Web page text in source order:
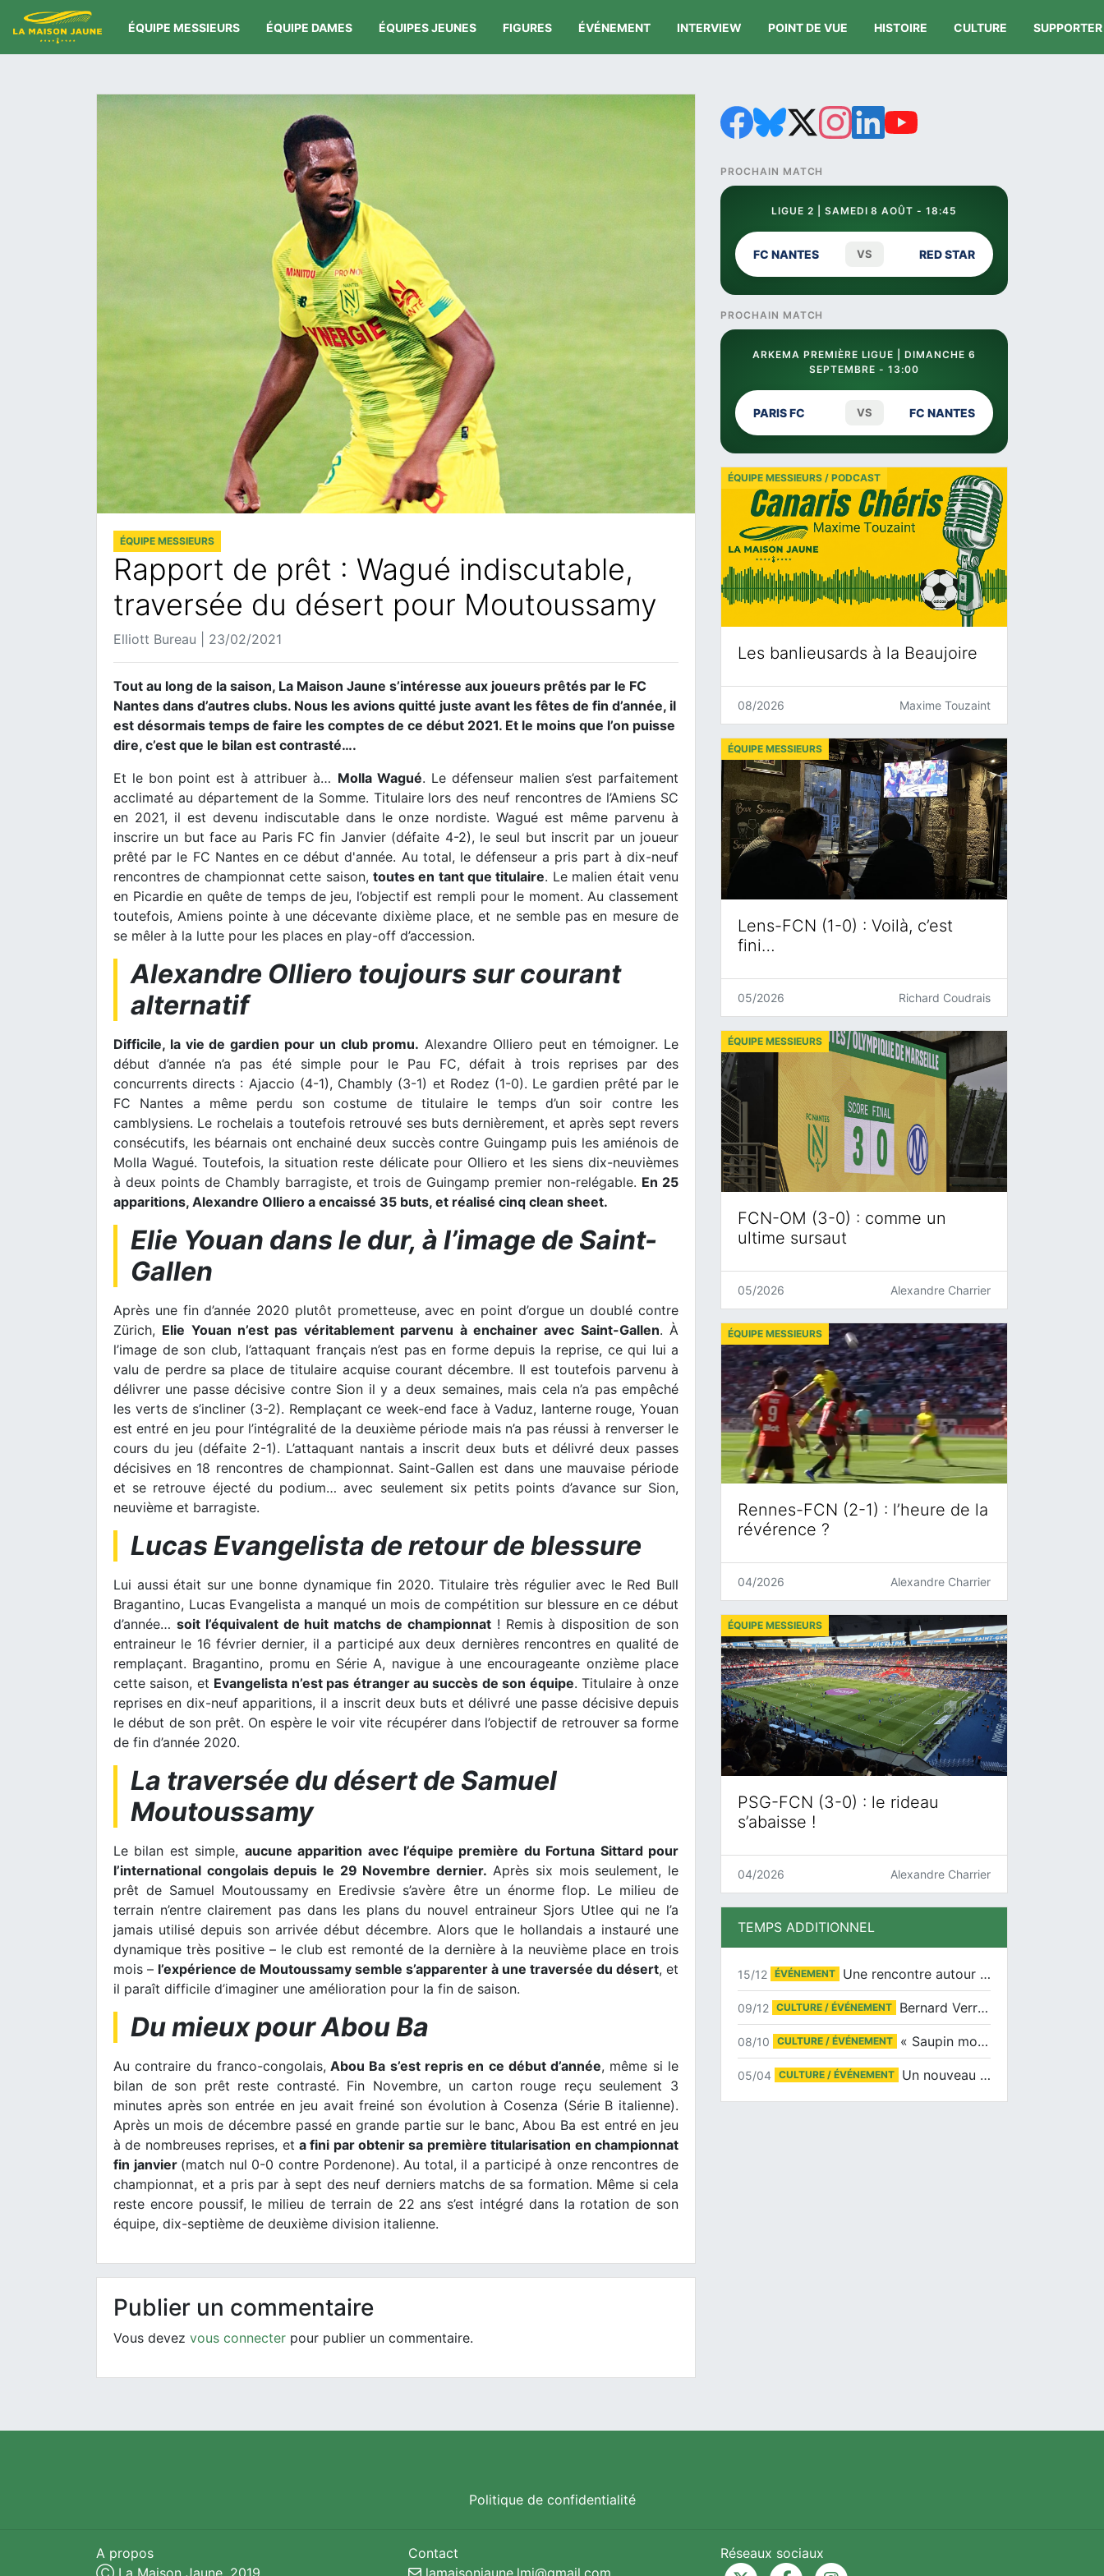
ÉQUIPE MESSIEURS ÉQUIPE DAMES ÉQUIPES JEUNES FIGURES ÉVÉNEMENT INTERVIEW POINT DE VUE HISTOIRE CULTURE SUPPORTER
ÉQUIPE MESSIEURS
Rapport de prêt : Wagué indiscutable,
traversée du désert pour Moutoussamy
Elliott Bureau | 23/02/2021
Tout au long de la saison, La Maison Jaune s’intéresse aux joueurs prêtés par le FC
Nantes dans d’autres clubs. Nous les avions quitté juste avant les fêtes de fin d’année, il
est désormais temps de faire les comptes de ce début 2021. Et le moins que l’on puisse
dire, c’est que le bilan est contrasté….
Et le bon point est à attribuer à… Molla Wagué. Le défenseur malien s’est parfaitement
acclimaté au département de la Somme. Titulaire lors des neuf rencontres de l’Amiens SC
en 2021, il est devenu indiscutable dans le onze nordiste. Wagué est même parvenu à
inscrire un but face au Paris FC fin Janvier (défaite 4-2), le seul but inscrit par un joueur
prêté par le FC Nantes en ce début d'année. Au total, le défenseur a pris part à dix-neuf
rencontres de championnat cette saison, toutes en tant que titulaire. Le malien était venu
en Picardie en quête de temps de jeu, l’objectif est rempli pour le moment. Au classement
toutefois, Amiens pointe à une décevante dixième place, et ne semble pas en mesure de
se mêler à la lutte pour les places en play-off d’accession.
Alexandre Olliero toujours sur courant
alternatif
Difficile, la vie de gardien pour un club promu. Alexandre Olliero peut en témoigner. Le
début d’année n’a pas été simple pour le Pau FC, défait à trois reprises par des
concurrents directs : Ajaccio (4-1), Chambly (3-1) et Rodez (1-0). Le gardien prêté par le
FC Nantes a même perdu son costume de titulaire le temps d’un soir contre les
camblysiens. Le rochelais a toutefois retrouvé ses buts dernièrement, et après sept revers
consécutifs, les béarnais ont enchainé deux succès contre Guingamp puis les amiénois de
Molla Wagué. Toutefois, la situation reste délicate pour Olliero et les siens dix-neuvièmes
à deux points de Chambly barragiste, et trois de Guingamp premier non-relégable. En 25
apparitions, Alexandre Olliero a encaissé 35 buts, et réalisé cinq clean sheet.
Elie Youan dans le dur, à l’image de Saint-
Gallen
Après une fin d’année 2020 plutôt prometteuse, avec en point d’orgue un doublé contre
Zürich, Elie Youan n’est pas véritablement parvenu à enchainer avec Saint-Gallen. À
l’image de son club, l’attaquant français n’est pas en forme depuis la reprise, ce qui lui a
valu de perdre sa place de titulaire acquise courant décembre. Il est toutefois parvenu à
délivrer une passe décisive contre Sion il y a deux semaines, mais cela n’a pas empêché
les verts de s’incliner (3-2). Remplaçant ce week-end face à Vaduz, lanterne rouge, Youan
est entré en jeu pour l’intégralité de la deuxième période mais n’a pas réussi à renverser le
cours du jeu (défaite 2-1). L’attaquant nantais a inscrit deux buts et délivré deux passes
décisives en 18 rencontres de championnat. Saint-Gallen est dans une mauvaise période
et se retrouve éjecté du podium… avec seulement six petits points d’avance sur Sion,
neuvième et barragiste.
Lucas Evangelista de retour de blessure
Lui aussi était sur une bonne dynamique fin 2020. Titulaire très régulier avec le Red Bull
Bragantino, Lucas Evangelista a manqué un mois de compétition sur blessure en ce début
d’année… soit l’équivalent de huit matchs de championnat! Remis à disposition de son
entraineur le 16 février dernier, il a participé aux deux dernières rencontres en qualité de
remplaçant. Bragantino, promu en Série A, navigue à une encourageante onzième place
cette saison, et Evangelista n’est pas étranger au succès de son équipe. Titulaire à onze
reprises en dix-neuf apparitions, il a inscrit deux buts et délivré une passe décisive depuis
le début de son prêt. On espère le voir vite récupérer dans l’objectif de retrouver sa forme
de fin d’année 2020.
La traversée du désert de Samuel
Moutoussamy
Le bilan est simple, aucune apparition avec l’équipe première du Fortuna Sittard pour
l’international congolais depuis le 29 Novembre dernier. Après six mois seulement, le
prêt de Samuel Moutoussamy en Eredivsie s’avère être un énorme flop. Le milieu de
terrain n’entre clairement pas dans les plans du nouvel entraineur Sjors Utlee qui ne l’a
jamais utilisé depuis son arrivée début décembre. Alors que le hollandais a instauré une
dynamique très positive – le club est remonté de la dernière à la neuvième place en trois
mois – l’expérience de Moutoussamy semble s’apparenter à une traversée du désert, et
il paraît difficile d’imaginer une amélioration pour la fin de saison.
Du mieux pour Abou Ba
Au contraire du franco-congolais, Abou Ba s’est repris en ce début d’année, même si le
bilan de son prêt reste contrasté. Fin Novembre, un carton rouge reçu seulement 3
minutes après son entrée en jeu avait freiné son évolution à Cosenza (Série B italienne).
Après un mois de décembre passé en grande partie sur le banc, Abou Ba est entré en jeu
à de nombreuses reprises, et a fini par obtenir sa première titularisation en championnat
fin janvier (match nul 0-0 contre Pordenone). Au total, il a participé à onze rencontres de
championnat, et a pris par à sept des neuf derniers matchs de sa formation. Même si cela
reste encore poussif, le milieu de terrain de 22 ans s’est intégré dans la rotation de son
équipe, dix-septième de deuxième division italienne.
Publier un commentaire
Vous devez vous connecter pour publier un commentaire.
PROCHAIN MATCH
LIGUE 2 | SAMEDI 8 AOÛT - 18:45
FC NANTES VS RED STAR
PROCHAIN MATCH
ARKEMA PREMIÈRE LIGUE | DIMANCHE 6
SEPTEMBRE - 13:00
PARIS FC VS FC NANTES
Les banlieusards à la Beaujoire
ÉQUIPE MESSIEURS / PODCAST
08/2026 Maxime Touzaint
Lens-FCN (1-0) : Voilà, c’est
fini…
ÉQUIPE MESSIEURS
05/2026 Richard Coudrais
FCN-OM (3-0) : comme un
ultime sursaut
ÉQUIPE MESSIEURS
05/2026 Alexandre Charrier
Rennes-FCN (2-1) : l’heure de la
révérence ?
ÉQUIPE MESSIEURS
04/2026 Alexandre Charrier
PSG-FCN (3-0) : le rideau
s’abaisse !
ÉQUIPE MESSIEURS
04/2026 Alexandre Charrier
TEMPS ADDITIONNEL
15/12 ÉVÉNEMENT Une rencontre autour de Jean-Claude Suaudeau
09/12 CULTURE / ÉVÉNEMENT Bernard Verret en dédicaces le samedi 13 décembre à l’Espace Culturel Atlantis
08/10 CULTURE / ÉVÉNEMENT « Saupin mon amour » au salon du livre de Trentemoult
05/04 CULTURE / ÉVÉNEMENT Un nouveau tirage pour le Docu-BD
Politique de confidentialité
A propos
Ⓒ La Maison Jaune. 2019.
Contact
lamaisonjaune.lmj@gmail.com
Réseaux sociaux